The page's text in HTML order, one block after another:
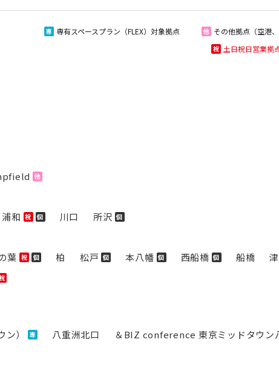
専 専有スペースプラン（FLEX）対象拠点 他 その他拠点（空港
祝 土日祝日営業拠
他
浦和 祝 個 川口 所沢 個
葉 祝 個 柏 松戸 個 本八幡 個 西船橋 個 船橋
） 専 八重洲北口
＆BIZ conference 東京ミッドタウン